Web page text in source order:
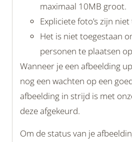
maximaal 10MB groot.
Expliciete foto’s zijn
Het is niet toegestaan
personen te plaatsen
Wanneer je een afbeelding
nog een wachten op een
afbeelding in strijd is met
deze afgekeurd.
Om de status van je